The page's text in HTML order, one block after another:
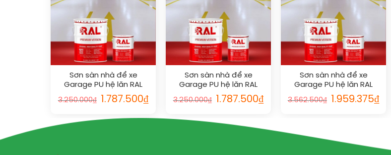
Sơn sàn nhà để xe
Garage PU hệ lăn RAL
GARAGE SHIELD 1000
3.250.000₫ 1.787.500₫
Sơn sàn nhà để xe
Garage PU hệ lăn RAL
GARAGE SHIELD 1027
3.250.000₫ 1.787.500₫
Sơn sàn nhà để xe
Garage PU hệ lăn RAL
GARAGE SHIELD 1007
3.562.500₫ 1.959.375₫